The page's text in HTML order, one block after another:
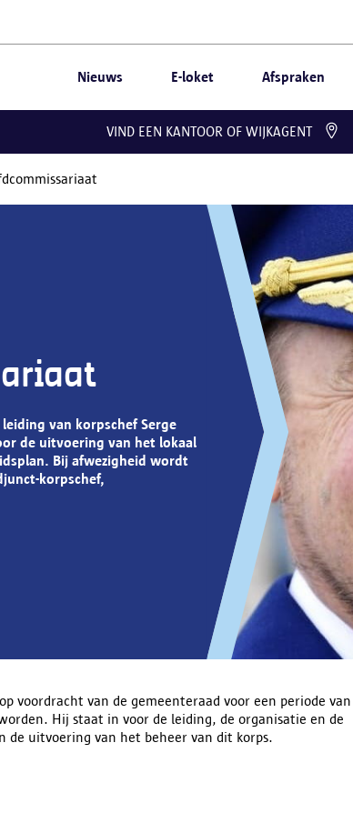
Nieuws E-loket Afspraken
VIND EEN KANTOOR OF WIJKAGENT
van korpschef Serge
de uitvoering van het lokaal
Bij afwezigheid wordt
korpschef,
voordracht van de gemeenteraad voor een periode van
Hij staat in voor de leiding, de organisatie en de
de uitvoering van het beheer van dit korps.